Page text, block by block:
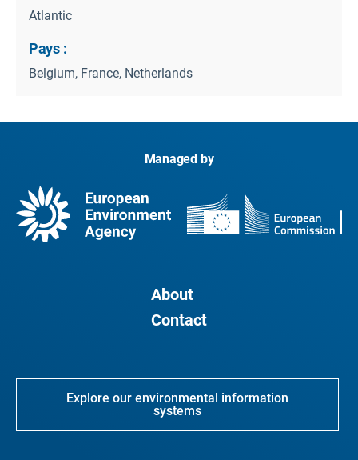
Atlantic
Pays :
Belgium, France, Netherlands
Managed by
About
Contact
Explore our environmental information
systems